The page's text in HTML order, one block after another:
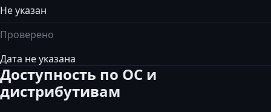
Не указан
Проверено
Дата не указана
Доступность по ОС и
дистрибутивам